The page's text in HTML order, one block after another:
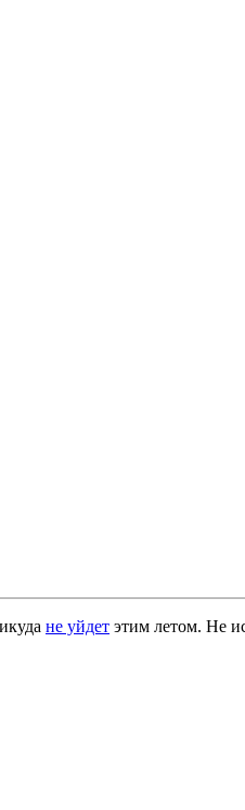
не уйдет этим летом. Не